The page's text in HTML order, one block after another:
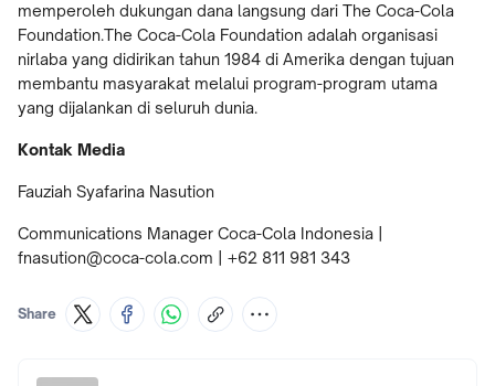
memperoleh dukungan dana langsung dari The Coca-Cola
Foundation.The Coca-Cola Foundation adalah organisasi
nirlaba yang didirikan tahun 1984 di Amerika dengan tujuan
membantu masyarakat melalui program-program utama
yang dijalankan di seluruh dunia.
Kontak Media
Fauziah Syafarina Nasution
Communications Manager Coca-Cola Indonesia |
fnasution@coca-cola.com | +62 811 981 343
Share